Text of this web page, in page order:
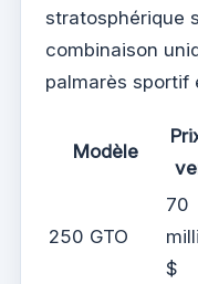
stratosphérique
combinaison
palmarès sportif
Modèle
250 GTO
70
$